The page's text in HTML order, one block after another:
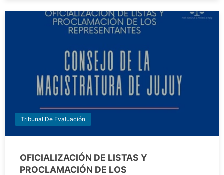
Tribunal De Evaluación
OFICIALIZACIÓN DE LISTAS Y
PROCLAMACIÓN DE LOS